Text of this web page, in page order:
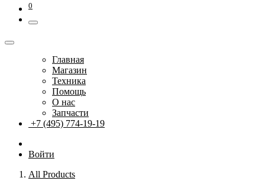
0
Главная
Магазин
Техника
Помощь
О нас
Запчасти
+7 (495) 774-19-19
Войти
All Products